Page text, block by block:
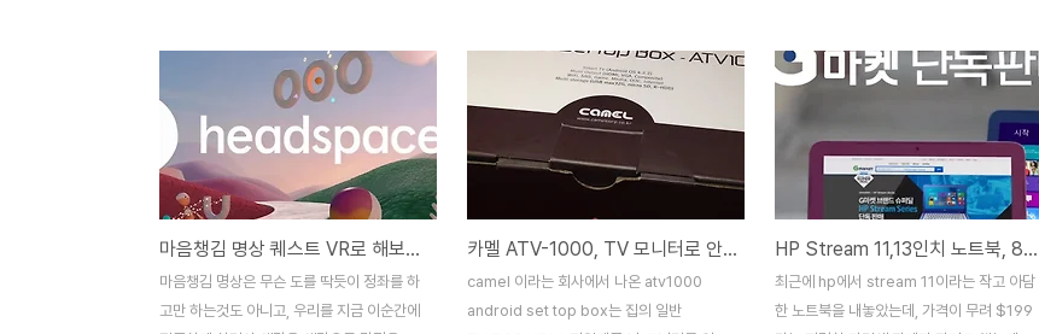
danbis.netUI에 이어서 UX란 무엇일까요?
UI에 대해서 이야기를 하면서 UI는 집을 설계
해서 짓고, 매장에 물건을 진열하고, 리모콘
같은 하드웨어 제품을 만들고, 프로그램의 화
면을 구성하고, 우리가 다른 사람과 소통하며
살아가는 등 타인에게 영향을 끼치는 모든 행
위라고 좀 포괄적으로 설명을 했습니다.이에
반해 UX는 내가 물건이나 app을 만들거나,
상대에게 어떤 행동을 ..
UI/UX를 가지고 있습니다.ui – 사용자와 컴
퓨터가 정보를 주고받기 위해 사용자와 프로
그램이 상호 작용하는 프로그램의 일부분ux
– 사용자가 시스템∙제품∙서비스 등의 직∙간접
적인 이용으로 얻게 되는 총체적 경험으로서,
단지 기술을 효용성 측면에서만 보는 것이 아
니라 사용자의 삶의 질을 향상시키는 방향으
로 이해하려는 새로운 접근법을 말한다 (출처
– 네이버 지식 백과 사전)위 내용을 보면 컴퓨
있는 애플 수리점에 방문을 했습니다.우선 기
난 경우 수리 비용이 한쪽 이어폰당 15만원
정도라서 새로 구입하는게 좋을수도 있다
고...-_-;;기기를 가지고 들어가서 한 5분정도
있다가 나와서는 다 해결이 됬다고 하네요
~^^문제는 청소를 안해서 안쪽에 접속 불량
으로 케이스는 충전이 되었지만, 이어폰이 충
전이 안된 경우라고 합니다.다행히도 수리비
마음챙김 명상 퀘스트 VR로 해보기-headspace,pillow,tripp,real Fishing
마음챙김 명상은 무슨 도를 딱듯이 정좌를 하
고만 하는것도 아니고, 우리를 지금 이순간에
카멜 ATV-1000, TV 모니터로 안드로이드 컨텐츠를 즐길수 있는 제품 사용기 리뷰
camel 이라는 회사에서 나온 atv1000
android set top box는 집의 일반
HP Stream 11,13인치 노트북, 8인치 윈도우 테블릿 G마켓 단독판매 소식과 가격
최근에 hp에서 stream 11이라는 작고 아담
한 노트북을 내놓았는데, 가격이 무려 $199